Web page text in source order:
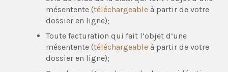
mésentente (téléchargeable à partir de votre
dossier en ligne);
Toute facturation qui fait l’objet d’une
mésentente (téléchargeable à partir de votre
dossier en ligne);